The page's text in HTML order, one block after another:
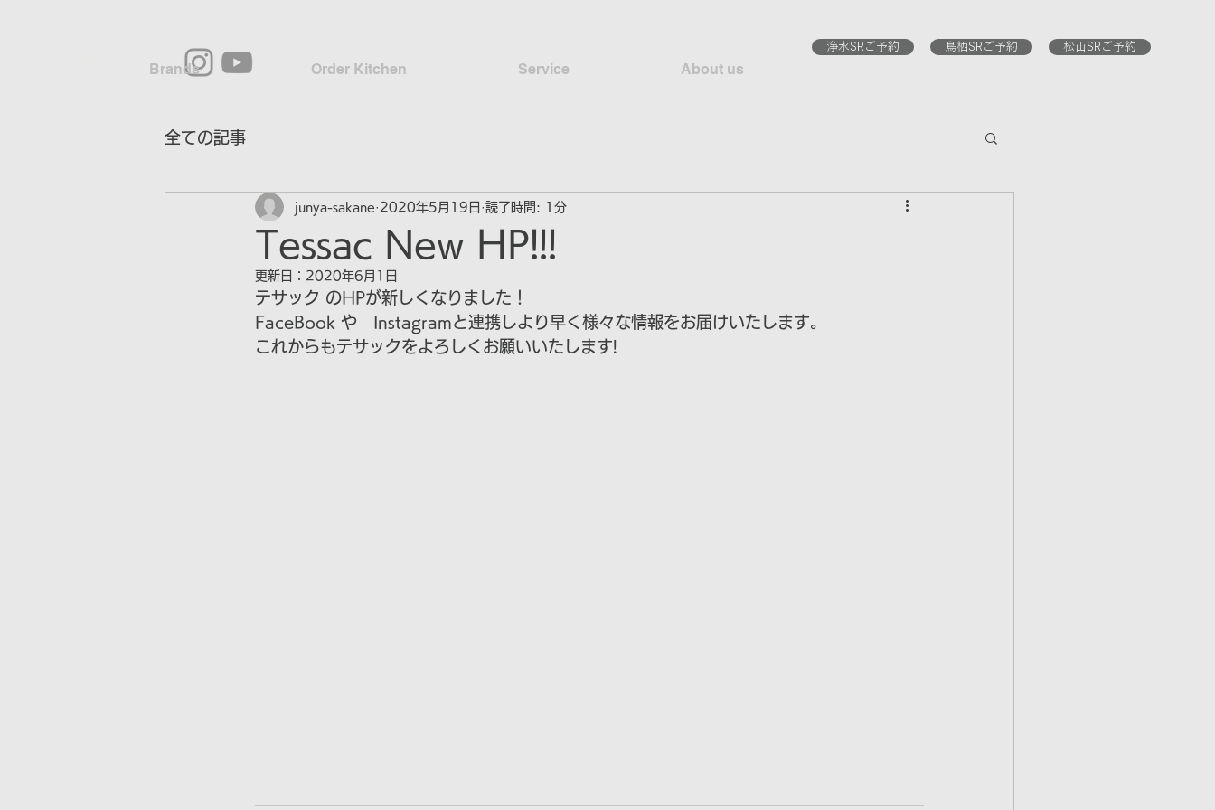
Brands Order Kitchen Service About us
浄水SRご予約 鳥栖SRご予約 松山SRご予約
全ての記事
Tessac New HP!!!
junya-sakane 2020年5月19日 読了時間: 1分
更新日： 2020年6月1日
テサック のHPが新しくなりました！
FaceBook や　Instagramと連携しより早く様々な情報をお届けいたします。
これからもテサックをよろしくお願いいたします!